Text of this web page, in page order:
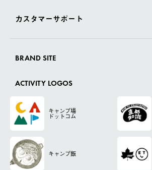
カスタマーサポート
BRAND SITE
ACTIVITY LOGOS
キャンプ場
ドットコム
キャンプ飯